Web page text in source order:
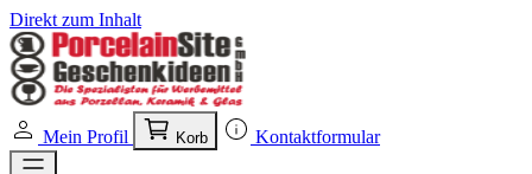
Direkt zum Inhalt
Mein Profil Korb Kontaktformular